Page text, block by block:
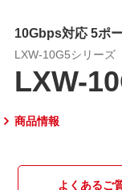
10Gbps対応 5ポ
LXW-10G5シリーズ
LXW-
商品情報
よくあるご